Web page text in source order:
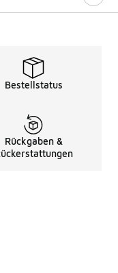
Bestellstatus
Rückgaben &